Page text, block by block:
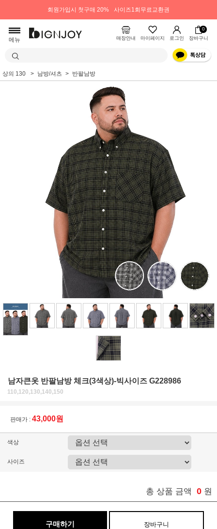
회원가입시 첫구매 20% 사이즈1회무료교환권
메뉴 매장안내 마이페이지 로그인
0
장바구니
상의 130 남방/셔츠 반팔남방
남자큰옷 반팔남방 체크(3색상)-빅사이즈 G228986
110,120,130,140,150
판매가 : 43,000원
색상
사이즈
총 상품 금액 0 원
구매하기 장바구니